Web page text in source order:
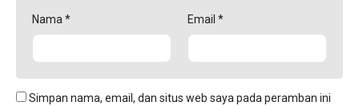
Nama* Email *
Simpan nama, email, dan situs web saya pada peramban ini